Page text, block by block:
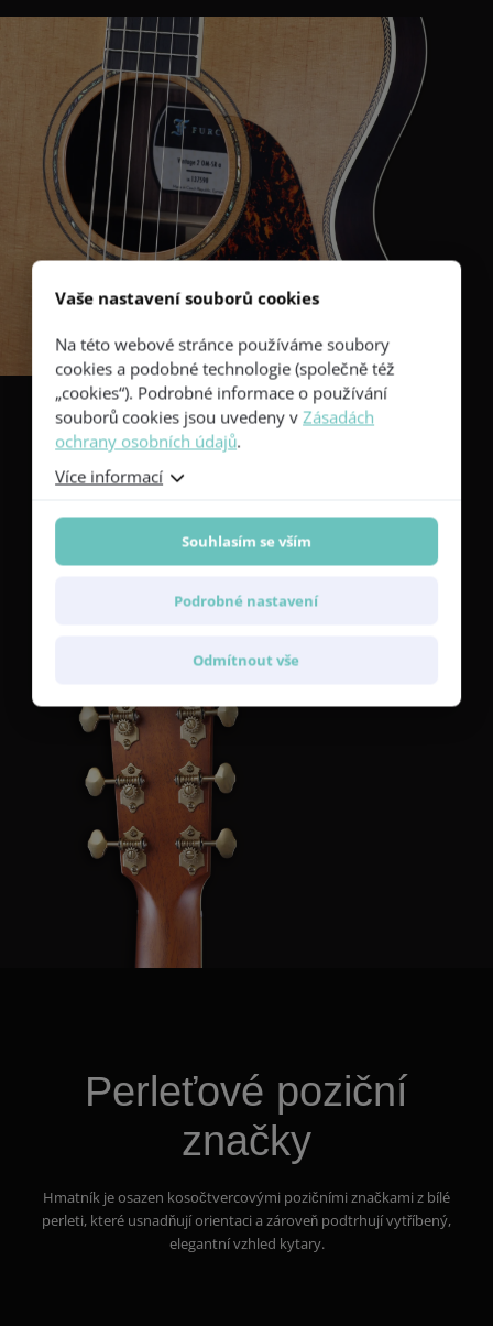
Špičková ladicí
mechanika
Špičkové ladění kytary zajišťuje ladicí mechanikaGotoh SE700
Perleťové poziční
značky
Hmatník je osazen kosočtvercovými pozičními značkami z bílé
perleti, které usnadňují orientaci a zároveň podtrhují vytříbený,
elegantní vzhled kytary.
Vaše nastavení souborů cookies
Na této webové stránce používáme soubory
cookies a podobné technologie (společně též
„cookies“). Podrobné informace o používání
souborů cookies jsou uvedeny vZásadách
ochrany osobních údajů.
Více informací
Souhlasím se vším
Podrobné nastavení
Odmítnout vše